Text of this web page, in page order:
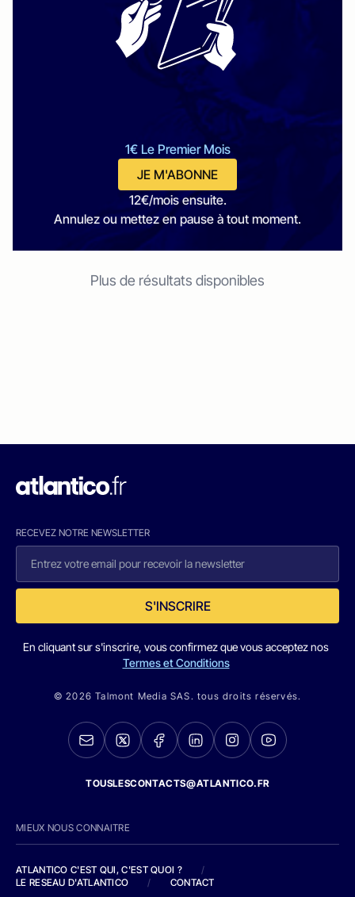
1€ Le Premier Mois
JE M'ABONNE
12€/mois ensuite.
Annulez ou mettez en pause à tout moment.
Plus de résultats disponibles
RECEVEZ NOTRE NEWSLETTER
S'INSCRIRE
En cliquant sur s'inscrire, vous confirmez que vous acceptez nos
Termes et Conditions
© 2026 Talmont Media SAS. tous droits réservés.
TOUSLESCONTACTS@ATLANTICO.FR
MIEUX NOUS CONNAITRE
ATLANTICO C'EST QUI, C'EST QUOI ?
/
LE RESEAU D'ATLANTICO
/ CONTACT